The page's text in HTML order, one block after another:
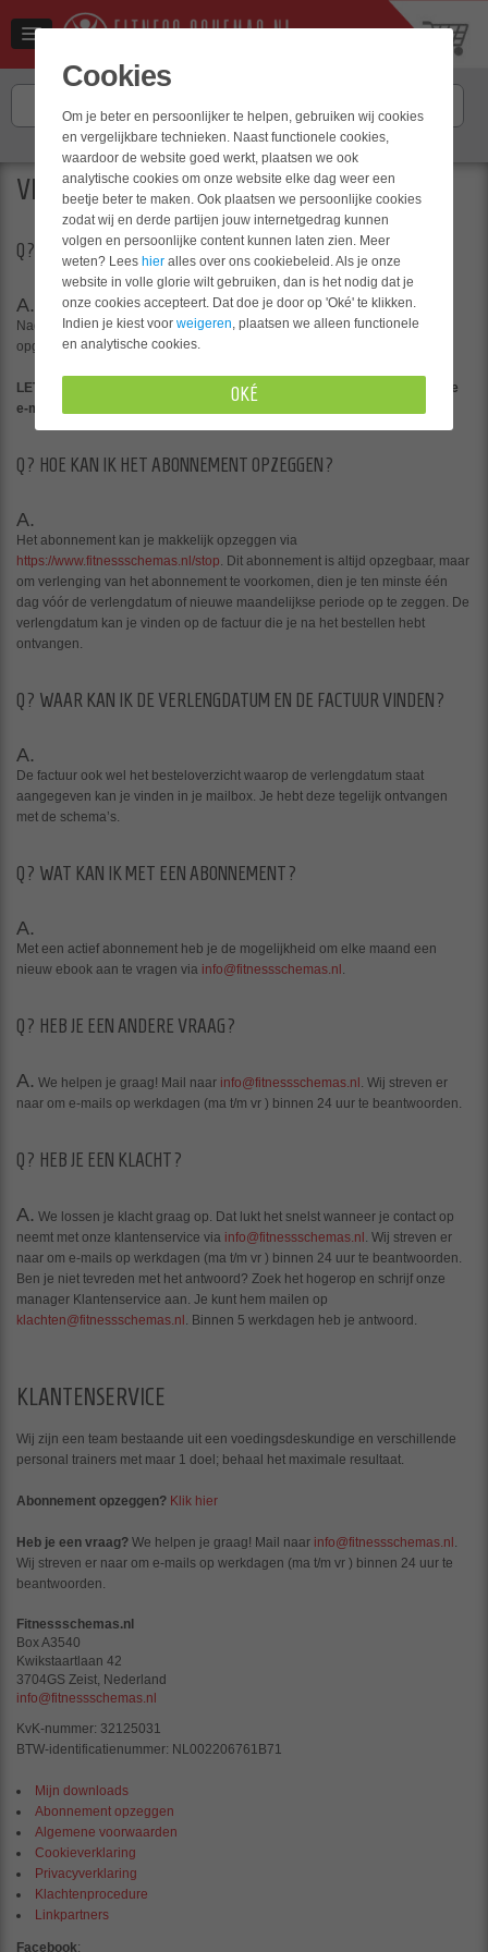
Hulp nodig? Neem contact op metonze klantenservice
VEELGESTELDE VRAGEN
Q? HOE SNEL ONTVANG IK HET EBOOK?
A.
Nadat de bestelling definitief is geplaatst ontvang je op het door jou
opgegeven e-mailadres het ebook op werkdagen binnen 24 uur.
LET OP: Het kan voorkomen dat het ebook in de map spam/ongewenste
e-mail staat!
Q? HOE KAN IK HET ABONNEMENT OPZEGGEN?
A.
Het abonnement kan je makkelijk opzeggen via
https://www.fitnessschemas.nl/stop. Dit abonnement is altijd opzegbaar, maar
om verlenging van het abonnement te voorkomen, dien je ten minste één
dag vóór de verlengdatum of nieuwe maandelijkse periode op te zeggen. De
verlengdatum kan je vinden op de factuur die je na het bestellen hebt
ontvangen.
Q? WAAR KAN IK DE VERLENGDATUM EN DE FACTUUR VINDEN?
A.
De factuur ook wel het besteloverzicht waarop de verlengdatum staat
aangegeven kan je vinden in je mailbox. Je hebt deze tegelijk ontvangen
met de schema’s.
Q? WAT KAN IK MET EEN ABONNEMENT?
A.
Met een actief abonnement heb je de mogelijkheid om elke maand een
nieuw ebook aan te vragen via info@fitnessschemas.nl .
Q? HEB JE EEN ANDERE VRAAG?
A. We helpen je graag! Mail naar info@fitnessschemas.nl . Wij streven er
naar om e-mails op werkdagen (ma t/m vr ) binnen 24 uur te beantwoorden.
Q? HEB JE EEN KLACHT?
A. We lossen je klacht graag op. Dat lukt het snelst wanneer je contact op
neemt met onze klantenservice via info@fitnessschemas.nl . Wij streven er
naar om e-mails op werkdagen (ma t/m vr ) binnen 24 uur te beantwoorden.
Ben je niet tevreden met het antwoord? Zoek het hogerop en schrijf onze
manager Klantenservice aan. Je kunt hem mailen op
klachten@fitnessschemas.nl . Binnen 5 werkdagen heb je antwoord.
KLANTENSERVICE
Wij zijn een team bestaande uit een voedingsdeskundige en verschillende
personal trainers met maar 1 doel; behaal het maximale resultaat.
Abonnement opzeggen? Klik hier
Heb je een vraag? We helpen je graag! Mail naar info@fitnessschemas.nl .
Wij streven er naar om e-mails op werkdagen (ma t/m vr ) binnen 24 uur te
beantwoorden.
Fitnessschemas.nl
Box A3540
Kwikstaartlaan 42
3704GS Zeist, Nederland
info@fitnessschemas.nl
KvK-nummer: 32125031
BTW-identificatienummer: NL002206761B71
Mijn downloads
Abonnement opzeggen
Algemene voorwaarden
Cookieverklaring
Privacyverklaring
Klachtenprocedure
Linkpartners
Facebook:
Cookies
Om je beter en persoonlijker te helpen, gebruiken wij cookies
en vergelijkbare technieken. Naast functionele cookies,
waardoor de website goed werkt, plaatsen we ook
analytische cookies om onze website elke dag weer een
beetje beter te maken. Ook plaatsen we persoonlijke cookies
zodat wij en derde partijen jouw internetgedrag kunnen
volgen en persoonlijke content kunnen laten zien. Meer
weten? Lees hier alles over ons cookiebeleid. Als je onze
website in volle glorie wilt gebruiken, dan is het nodig dat je
onze cookies accepteert. Dat doe je door op 'Oké' te klikken.
Indien je kiest voor weigeren , plaatsen we alleen functionele
en analytische cookies.
OKÉ